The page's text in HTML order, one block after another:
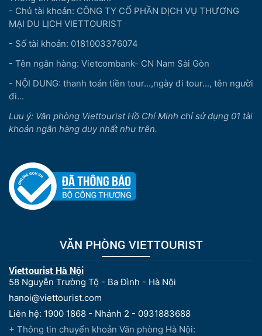
- Chủ tài khoản: CÔNG TY CỔ PHẦN DỊCH VỤ THƯƠNG
MẠI DU LỊCH VIETTOURIST
- Số tài khoản: 0181003376074
- Tên ngân hàng: Vietcombank- CN Nam Sài Gòn
- NỘI DUNG: thanh toán tiền tour...,ngày đi tour..., tên người
đi...
Lưu ý: Văn phòng Viettourist Hồ Chí Minh chỉ sử dụng 01 tài
khoản ngân hàng duy nhất như trên.
VĂN PHÒNG VIETTOURIST
Viettourist Hà Nội
58 Nguyễn Trường Tộ - Ba Đình - Hà Nội
hanoi@viettourist.com
Liên hệ: 1900 1868 - Nhánh 2 - 0931883688
+ Thông tin chuyển khoản Văn phòng Hà Nội: